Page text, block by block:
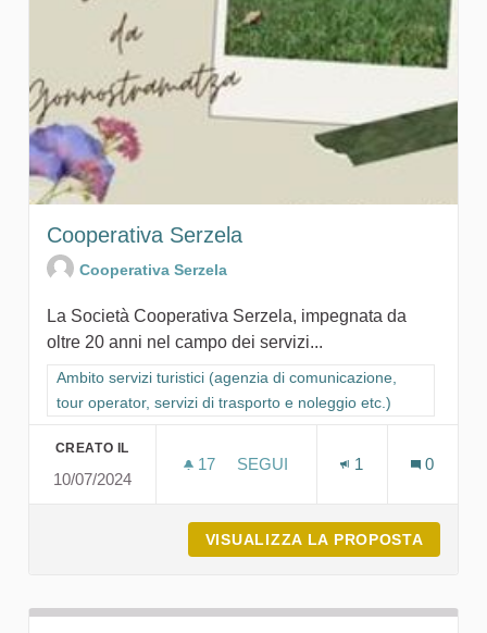
Cooperativa Serzela
Cooperativa Serzela
La Società Cooperativa Serzela, impegnata da
oltre 20 anni nel campo dei servizi...
Filtra i risultati per categoria: Ambito servizi turistici (agenzia
Ambito servizi turistici (agenzia di comunicazione,
tour operator, servizi di trasporto e noleggio etc.)
CREATO IL
10/07/2024
17 17 SOSTENITORI
SEGUI
1 0
VISUALIZZA LA PROPOSTA